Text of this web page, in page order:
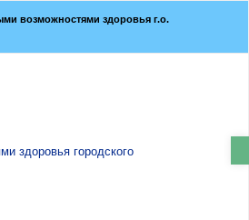
возможностями здоровья г.о.